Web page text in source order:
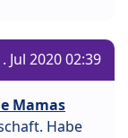
Jul 2020 02:39
Mamas
Habe